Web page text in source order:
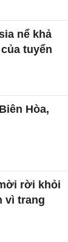
nể khả
tuyển
Hòa,
rời khỏi
vì trang